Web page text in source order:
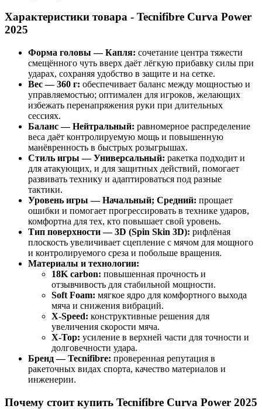
Характеристики товара - Tecnifibre Curva Power
2025
Форма головы — Капля: сочетание центра тяжести
смещённого чуть вверх даёт лёгкую прибавку силы при
ударах, сохраняя удобство в защите и на сетке.
Вес — 360 г: обеспечивает баланс между мощностью и
управляемостью; оптимален для игроков, желающих
избежать перенапряжения руки при длительных
сессиях.
Баланс — Нейтральный: равномерное распределение
веса даёт контролируемую мощь и повышенную
манёвренность в быстрых розыгрышах.
Стиль игры — Универсальный: ракетка подходит и
для атакующих, и для защитных действий, помогает
развивать технику и адаптироваться под разные
тактики.
Уровень игры — Начальный; Средний: прощает
ошибки и помогает прогрессировать в технике ударов,
комфортна для тех, кто повышает свой уровень.
Тип поверхности — 3D (Spin Skin 3D): рифлёная
плоскость увеличивает сцепление с мячом для мощного
и контролируемого среза и побольше вращения.
Материалы и технологии:
18K carbon: повышенная прочность и
отзывчивость для стабильной мощности.
Soft Foam: мягкое ядро для комфортного выхода
мяча и снижения вибраций.
X-Speed: конструктивные решения для
увеличения скорости мяча.
X-Top: усиление в верхней части для точности и
долговечности удара.
Бренд — Tecnifibre: проверенная репутация в
ракеточных видах спорта, качество материалов и
инженерии.
Почему стоит купить Tecnifibre Curva Power 2025